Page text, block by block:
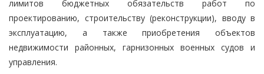
лимитов бюджетных обязательств работ по
проектированию, строительству (реконструкции), вводу в
эксплуатацию, а также приобретения объектов
недвижимости районных, гарнизонных военных судов и
управления.